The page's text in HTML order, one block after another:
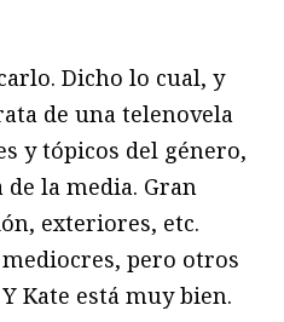
Dicho lo cual, y
de una telenovela
y tópicos del género,
la media. Gran
exteriores, etc.
pero otros
Kate está muy bien.